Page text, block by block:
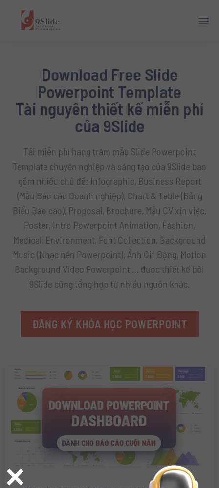
Download Free Slide
Powerpoint Template
Tài nguyên thiết kế miễn phí
của 9Slide
Tải miễn phí hàng trăm mẫu Slide Powerpoint
Template chuyên nghiệp và sáng tạo của 9Slide bao
gồm nhiều chủ đề: Infographic, Business Report
(Mẫu Báo cáo Doanh nghiệp), Chart & Table (Bảng
Biểu Báo cáo), Proposal, Brochure, Mẫu CV xin việc,
Poster, Intro Powerpoint Animation, Fashion,
Medical, Environment, Font Collection, Background
Music (Nhạc nền Powerpoint), Ảnh Gif Động, Motion
Background Video Powerpoint,… được thiết kế bởi
9Slide cũng tổng hợp từ nhiều nguồn khác.
ĐĂNG KÝ KHÓA HỌC POWERPOINT
×